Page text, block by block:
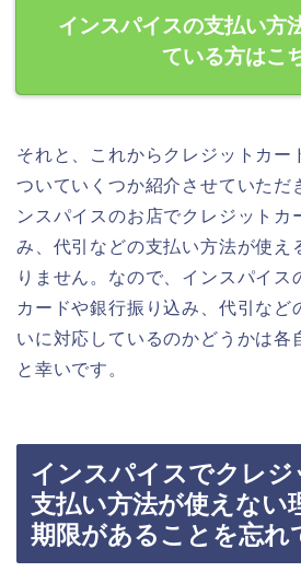
インスパイスの支払い方
ている方はこ
それと、これからクレジットカー
ついていくつか紹介させていただ
ンスパイスのお店でクレジットカ
み、代引などの支払い方法が使え
りません。なので、インスパイス
カードや銀行振り込み、代引など
いに対応しているのかどうかは各
と幸いです。
インスパイスでクレジ
支払い方法が使えない
期限があることを忘れ